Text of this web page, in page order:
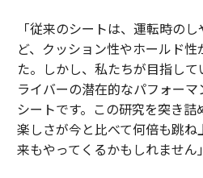
「従来のシートは、運転時の
ど、クッション性やホールド
た。しかし、私たちが目指し
ライバーの潜在的なパフォー
シートです。この研究を突き
楽しさが今と比べて何倍も跳
来もやってくるかもしれません